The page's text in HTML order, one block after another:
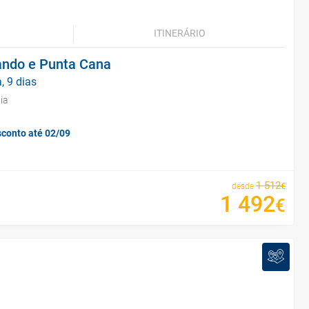
ITINERÁRIO
e Punta Cana
9 dias
até 02/09
desde 1 512€
1 492€